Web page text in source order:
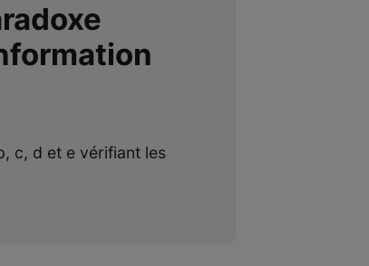
c, d et e vérifiant les